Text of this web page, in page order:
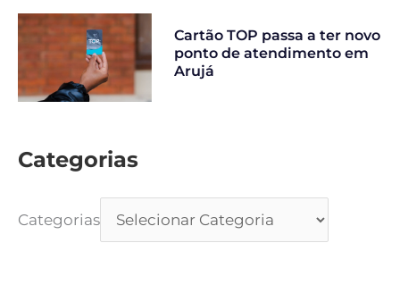
Cartão TOP passa a ter novo
ponto de atendimento em
Arujá
Categorias
Categorias